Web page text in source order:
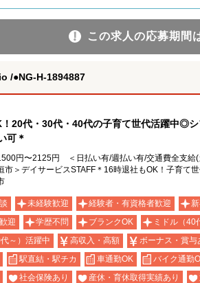
この求人の応募期間
/●NG-H-1894887
20代・30代・40代の子育て世代活躍中◎
可＊
円〜2125円 ＜日払い有/週払い有/交通費全支給(
市＞デイサービスSTAFF＊16時退社もOK！子育て
未経験歓迎 経験者・有資格者歓迎
迎
学歴不問 ブランクOK ミドル（40
～）活躍中
高収入・高額 ボーナス・賞与
駅直結・駅チカ 車通勤OK バイク通勤
社会保険あり 産休・育休取得実績あり